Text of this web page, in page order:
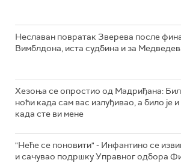
Неславан повратак Зверева после
Вимблдона, иста судбина и за
Хезоња се опростио од Мадриђана:
ноћи када сам вас излуђивао, а било је
када сте ви мене
"Неће се поновити" - Инфантино се
и сачувао подршку Управног одбора